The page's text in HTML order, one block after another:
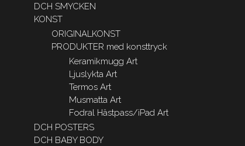
DCH SMYCKEN
KONST
ORIGINALKONST
PRODUKTER med konsttryck
Keramikmugg Art
Ljuslykta Art
Termos Art
Musmatta Art
Fodral Hästpass/iPad Art
DCH POSTERS
DCH BABY BODY